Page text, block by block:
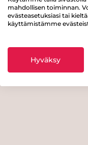
mahdollisen toiminnan.
evästeasetuksiasi tai
käyttämistämme
Hyväksy